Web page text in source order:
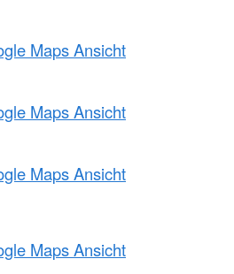
Maps Ansicht
Maps Ansicht
Maps Ansicht
Maps Ansicht